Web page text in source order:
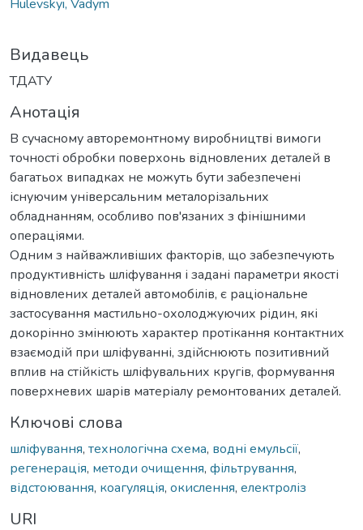
Hulevskyi, Vadym
Видавець
ТДАТУ
Анотація
В сучасному авторемонтному виробництві вимоги
точності обробки поверхонь відновлених деталей в
багатьох випадках не можуть бути забезпечені
існуючим універсальним металорізальних
обладнанням, особливо пов'язаних з фінішними
операціями.
Одним з найважливіших факторів, що забезпечують
продуктивність шліфування і задані параметри якості
відновлених деталей автомобілів, є раціональне
застосування мастильно-охолоджуючих рідин, які
докорінно змінюють характер протікання контактних
взаємодій при шліфуванні, здійснюють позитивний
вплив на стійкість шліфувальних кругів, формування
поверхневих шарів матеріалу ремонтованих деталей.
Ключові слова
шліфування, технологічна схема, водні емульсії,
регенерація, методи очищення, фільтрування,
відстоювання, коагуляція, окислення, електроліз
URI